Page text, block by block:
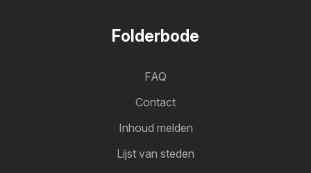
Folderbode
FAQ
Contact
Inhoud melden
Lijst van steden